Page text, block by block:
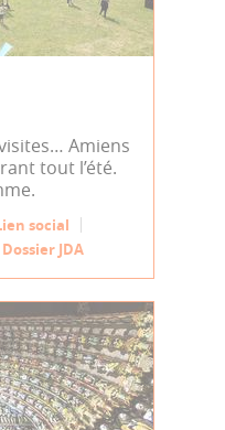
Amiens
tout l’été.
social
Dossier JDA